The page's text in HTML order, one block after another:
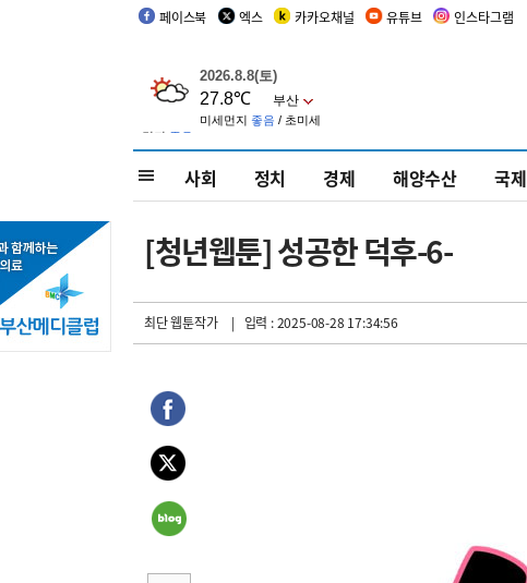
페이스북 엑스 카카오채널 유튜브 인스타그램
사회 정치 경제 해양수산 국제
[청년웹툰] 성공한 덕후-6-
최단 웹툰작가 | 입력 : 2025-08-28 17:34:56